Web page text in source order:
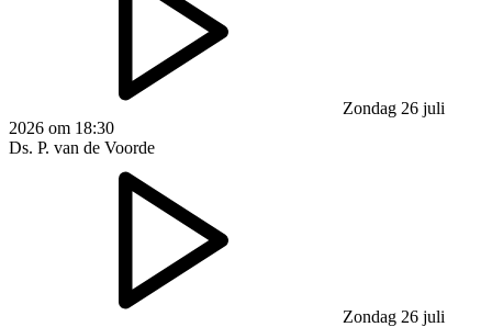
Zondag 26 juli
2026 om 18:30
Ds. P. van de Voorde
Zondag 26 juli